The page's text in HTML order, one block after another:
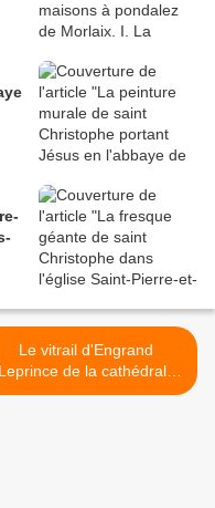
Le vitrail d'Engrand
Leprince de la cathédrale
Beauvais : vitrail dit "de